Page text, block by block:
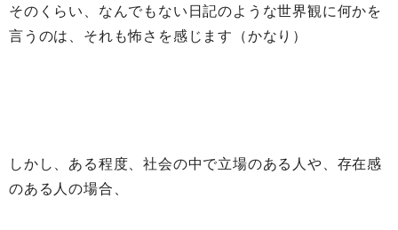
そのくらい、なんでもない日記のような世界観に何かを
言うのは、それも怖さを感じます（かなり）
しかし、ある程度、社会の中で立場のある人や、存在感
のある人の場合、